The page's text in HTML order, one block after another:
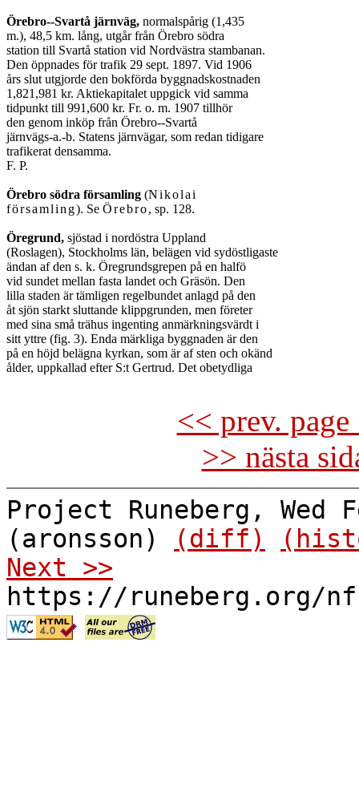
Örebro--Svartå järnväg, normalspårig (1,435
m.), 48,5 km. lång, utgår från Örebro södra
station till Svartå station vid Nordvästra stambanan.
Den öppnades för trafik 29 sept. 1897. Vid 1906
års slut utgjorde den bokförda byggnadskostnaden
1,821,981 kr. Aktiekapitalet uppgick vid samma
tidpunkt till 991,600 kr. Fr. o. m. 1907 tillhör
den genom inköp från Örebro--Svartå
järnvägs-a.-b. Statens järnvägar, som redan tidigare
trafikerat densamma.
F. P.
Örebro södra församling (Nikolai
församling). Se Örebro, sp. 128.
Öregrund, sjöstad i nordöstra Uppland
(Roslagen), Stockholms län, belägen vid sydöstligaste
ändan af den s. k. Öregrundsgrepen på en halfö
vid sundet mellan fasta landet och Gräsön. Den
lilla staden är tämligen regelbundet anlagd på den
åt sjön starkt sluttande klippgrunden, men företer
med sina små trähus ingenting anmärkningsvärdt i
sitt yttre (fig. 3). Enda märkliga byggnaden är den
på en höjd belägna kyrkan, som är af sten och okänd
ålder, uppkallad efter S:t Gertrud. Det obetydliga
<< prev.
>> nästa
Project Runeberg, Wed
(aronsson)
(diff)
Next >>
https://runeberg.org/